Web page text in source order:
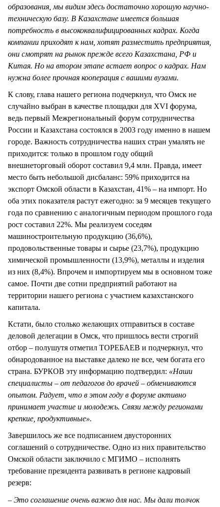
образования, мы видим здесь достаточно хорошую научно-
техническую базу. В Казахстане имеется большая
потребность в высококвалифицированных кадрах. Когда
компании приходят к нам, хотят разместить предприятия,
они смотрят на рынок прежде всего Казахстана, РФ и
Китая. Но на втором этапе встает вопрос о кадрах. Нам
нужна более прочная кооперация с вашими вузами.
К слову, глава нашего региона подчеркнул, что Омск не
случайно выбран в качестве площадки для XVI форума,
ведь первый Межрегиональный форум сотрудничества
России и Казахстана состоялся в 2003 году именно в нашем
городе. Важность сотрудничества наших стран умалять не
приходится: только в прошлом году общий
внешнеторговый оборот составил 9,4 млн. Правда, имеет
место быть небольшой дисбаланс: 59% приходится на
экспорт Омской области в Казахстан, 41% – на импорт. Но
оба этих показателя растут ежегодно: за 9 месяцев текущего
года по сравнению с аналогичным периодом прошлого года
рост составил 22%. Мы реализуем соседям
машиностроительную продукцию (36,6%),
продовольственные товары и сырье (23,7%), продукцию
химической промышленности (13,9%), металлы и изделия
из них (8,4%). Впрочем и импортируем мы в основном тоже
самое. Почти две сотни предприятий работают на
территории нашего региона с участием казахстанского
капитала.
Кстати, было столько желающих отправиться в составе
деловой делегации в Омск, что пришлось вести строгий
отбор – полушутя отметил ТОРЕБАЕВ и подчеркнул, что
обнародованное на выставке далеко не все, чем богата его
страна. БУРКОВ эту информацию подтвердил: «Наши
специалисты – от педагогов до врачей – обмениваются
опытом. Радует, что в этом году в форуме активно
принимает участие и молодежь. Связи между регионами
крепкие, продуктивные».
Завершилось же все подписанием двусторонних
соглашений о сотрудничестве. Одно из них правительство
Омской области заключило с МГИМО – исполнять
требование президента развивать в регионе кадровый
резерв:
– Это соглашение очень важно для нас. Мы дали толчок